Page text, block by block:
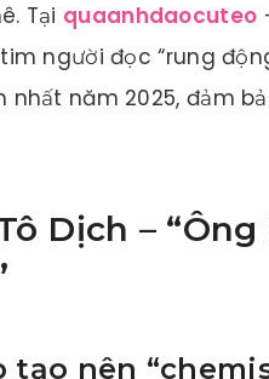
Tại quaanhdaocuteo
người đọc “rung
năm 2025, đảm
Dịch –
tạo nên